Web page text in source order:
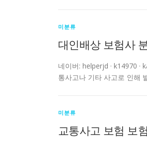
미분류
대인배상 보험사
네이버: helperjd · k14970
통사고나 기타 사고로 인해
미분류
교통사고 보험 보